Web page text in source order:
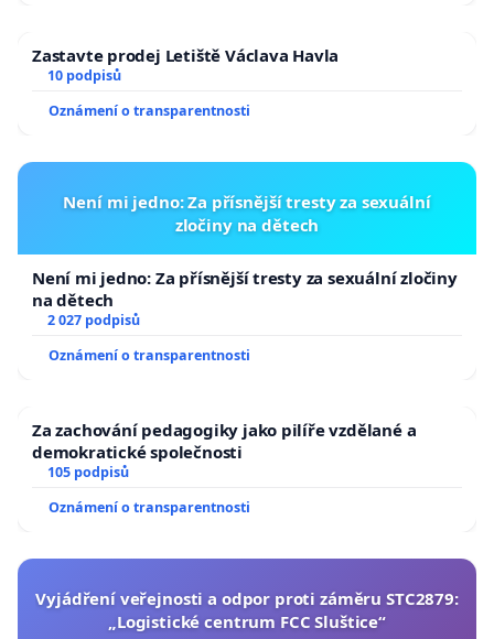
Zastavte prodej Letiště Václava Havla
10 podpisů
Oznámení o transparentnosti
Není mi jedno: Za přísnější tresty za sexuální
zločiny na dětech
Není mi jedno: Za přísnější tresty za sexuální zločiny
na dětech
2 027 podpisů
Oznámení o transparentnosti
Za zachování pedagogiky jako pilíře vzdělané a
demokratické společnosti
105 podpisů
Oznámení o transparentnosti
Vyjádření veřejnosti a odpor proti záměru STC2879:
„Logistické centrum FCC Sluštice“